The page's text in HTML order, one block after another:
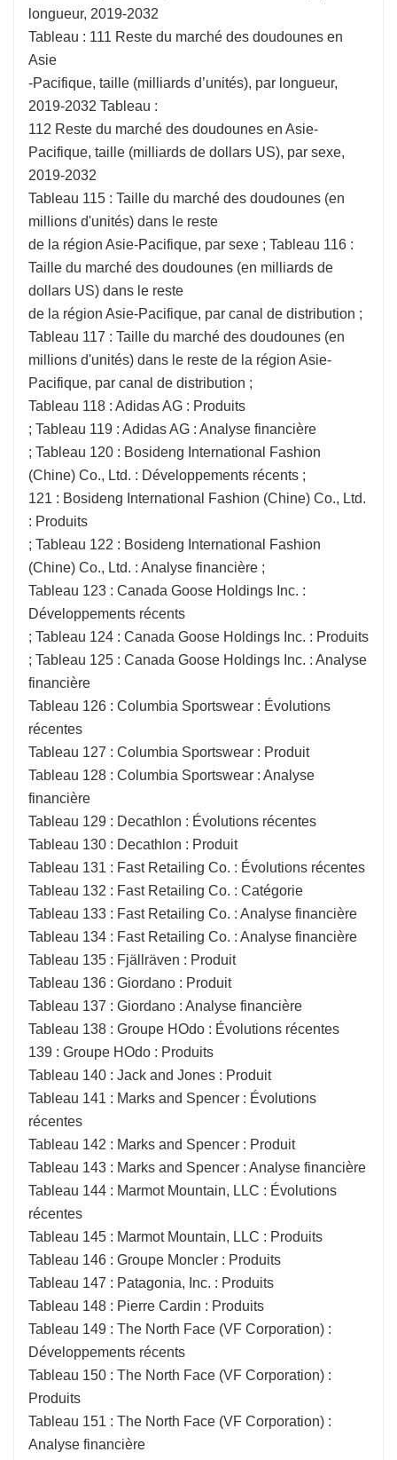
longueur, 2019-2032
Tableau : 111 Reste du marché des doudounes en
Asie
-Pacifique, taille (milliards d’unités), par longueur,
2019-2032 Tableau :
112 Reste du marché des doudounes en Asie-
Pacifique, taille (milliards de dollars US), par sexe,
2019-2032
Tableau 115 : Taille du marché des doudounes (en
millions d'unités) dans le reste
de la région Asie-Pacifique, par sexe ; Tableau 116 :
Taille du marché des doudounes (en milliards de
dollars US) dans le reste
de la région Asie-Pacifique, par canal de distribution ;
Tableau 117 : Taille du marché des doudounes (en
millions d'unités) dans le reste de la région Asie-
Pacifique, par canal de distribution ;
Tableau 118 : Adidas AG : Produits
; Tableau 119 : Adidas AG : Analyse financière
; Tableau 120 : Bosideng International Fashion
(Chine) Co., Ltd. : Développements récents ;
121 : Bosideng International Fashion (Chine) Co., Ltd.
: Produits
; Tableau 122 : Bosideng International Fashion
(Chine) Co., Ltd. : Analyse financière ;
Tableau 123 : Canada Goose Holdings Inc. :
Développements récents
; Tableau 124 : Canada Goose Holdings Inc. : Produits
; Tableau 125 : Canada Goose Holdings Inc. : Analyse
financière
Tableau 126 : Columbia Sportswear : Évolutions
récentes
Tableau 127 : Columbia Sportswear : Produit
Tableau 128 : Columbia Sportswear : Analyse
financière
Tableau 129 : Decathlon : Évolutions récentes
Tableau 130 : Decathlon : Produit
Tableau 131 : Fast Retailing Co. : Évolutions récentes
Tableau 132 : Fast Retailing Co. : Catégorie
Tableau 133 : Fast Retailing Co. : Analyse financière
Tableau 134 : Fast Retailing Co. : Analyse financière
Tableau 135 : Fjällräven : Produit
Tableau 136 : Giordano : Produit
Tableau 137 : Giordano : Analyse financière
Tableau 138 : Groupe HOdo : Évolutions récentes
139 : Groupe HOdo : Produits
Tableau 140 : Jack and Jones : Produit
Tableau 141 : Marks and Spencer : Évolutions
récentes
Tableau 142 : Marks and Spencer : Produit
Tableau 143 : Marks and Spencer : Analyse financière
Tableau 144 : Marmot Mountain, LLC : Évolutions
récentes
Tableau 145 : Marmot Mountain, LLC : Produits
Tableau 146 : Groupe Moncler : Produits
Tableau 147 : Patagonia, Inc. : Produits
Tableau 148 : Pierre Cardin : Produits
Tableau 149 : The North Face (VF Corporation) :
Développements récents
Tableau 150 : The North Face (VF Corporation) :
Produits
Tableau 151 : The North Face (VF Corporation) :
Analyse financière